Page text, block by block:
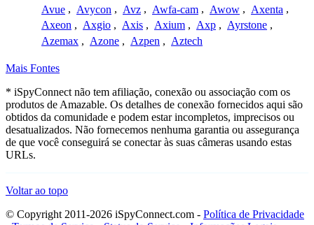
Avue , Avycon , Avz , Awfa-cam , Awow , Axenta ,
Axeon , Axgio , Axis , Axium , Axp , Ayrstone ,
Azemax , Azone , Azpen , Aztech
Mais Fontes
* iSpyConnect não tem afiliação, conexão ou associação com os
produtos de Amazable. Os detalhes de conexão fornecidos aqui são
obtidos da comunidade e podem estar incompletos, imprecisos ou
desatualizados. Não fornecemos nenhuma garantia ou assegurança
de que você conseguirá se conectar às suas câmeras usando estas
URLs.
Voltar ao topo
© Copyright 2011-2026 iSpyConnect.com - Política de Privacidade